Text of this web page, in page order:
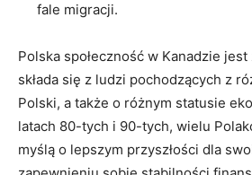
fale migracji.
Polska społeczność w Kanadzie
składa się z ludzi pochodzących z
Polski, a także o różnym statusie
latach 80-tych i 90-tych, wielu
myślą o lepszym przyszłości dla